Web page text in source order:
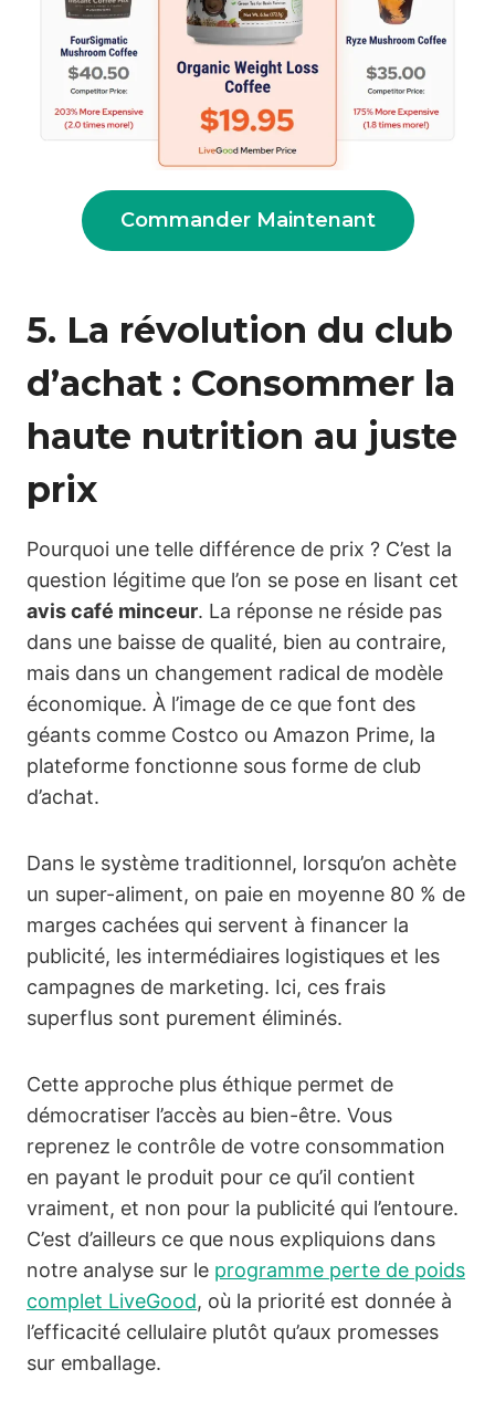
Commander Maintenant
5. La révolution du club
d’achat : Consommer la
haute nutrition au juste
prix
Pourquoi une telle différence de prix ? C’est la
question légitime que l’on se pose en lisant cet
avis café minceur. La réponse ne réside pas
dans une baisse de qualité, bien au contraire,
mais dans un changement radical de modèle
économique. À l’image de ce que font des
géants comme Costco ou Amazon Prime, la
plateforme fonctionne sous forme de club
d’achat.
Dans le système traditionnel, lorsqu’on achète
un super-aliment, on paie en moyenne 80 % de
marges cachées qui servent à financer la
publicité, les intermédiaires logistiques et les
campagnes de marketing. Ici, ces frais
superflus sont purement éliminés.
Cette approche plus éthique permet de
démocratiser l’accès au bien-être. Vous
reprenez le contrôle de votre consommation
en payant le produit pour ce qu’il contient
vraiment, et non pour la publicité qui l’entoure.
C’est d’ailleurs ce que nous expliquions dans
notre analyse sur le programme perte de poids
complet LiveGood, où la priorité est donnée à
l’efficacité cellulaire plutôt qu’aux promesses
sur emballage.